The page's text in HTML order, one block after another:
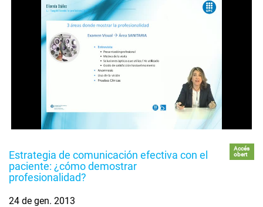
Estrategia de comunicación efectiva con el
paciente: ¿cómo demostrar
profesionalidad?
Accés
obert
24 de gen. 2013